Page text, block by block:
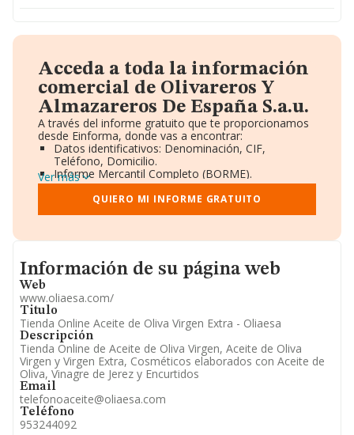
Acceda a toda la información
comercial de Olivareros Y
Almazareros De España S.a.u.
A través del informe gratuito que te proporcionamos
desde Einforma, donde vas a encontrar:
Datos identificativos: Denominación, CIF,
Teléfono, Domicilio.
Informe Mercantil Completo (BORME).
Gráficos de Evolución Ventas y Empleados.
Consejo de Administración y Administradores.
Directivos y Ejecutivos.
Información oficial y registral complementaria.
Ver más
QUIERO MI INFORME GRATUITO
Informacion de su página web
Información de su página web
Web
www.oliaesa.com/
Titulo
Tienda Online Aceite de Oliva Virgen Extra - Oliaesa
Descripción
Tienda Online de Aceite de Oliva Virgen, Aceite de Oliva
Virgen y Virgen Extra, Cosméticos elaborados con Aceite de
Oliva, Vinagre de Jerez y Encurtidos
Email
telefonoaceite@oliaesa.com
Teléfono
953244092